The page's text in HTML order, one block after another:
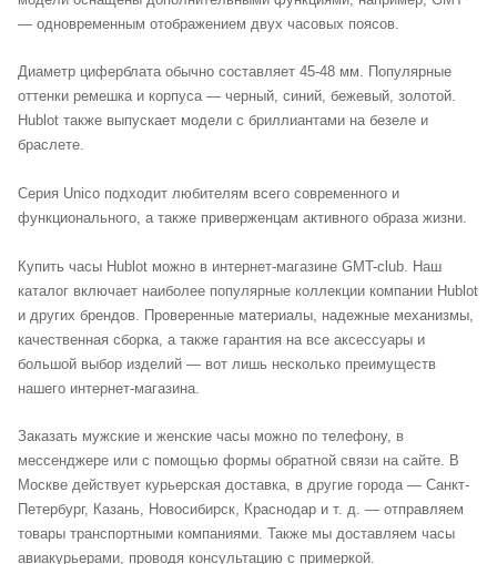
— одновременным отображением двух часовых поясов.
Диаметр циферблата обычно составляет 45-48 мм. Популярные
оттенки ремешка и корпуса — черный, синий, бежевый, золотой.
Hublot также выпускает модели с бриллиантами на безеле и
браслете.
Серия Unico подходит любителям всего современного и
функционального, а также приверженцам активного образа жизни.
Купить часы Hublot можно в интернет-магазине GMT-club. Наш
каталог включает наиболее популярные коллекции компании Hublot
и других брендов. Проверенные материалы, надежные механизмы,
качественная сборка, а также гарантия на все аксессуары и
большой выбор изделий — вот лишь несколько преимуществ
нашего интернет-магазина.
Заказать мужские и женские часы можно по телефону, в
мессенджере или с помощью формы обратной связи на сайте. В
Москве действует курьерская доставка, в другие города — Санкт-
Петербург, Казань, Новосибирск, Краснодар и т. д. — отправляем
товары транспортными компаниями. Также мы доставляем часы
авиакурьерами, проводя консультацию с примеркой.